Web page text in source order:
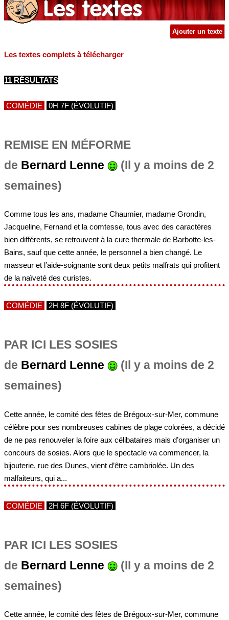
Ajouter un texte
Les textes complets à télécharger
11 RÉSULTATS
COMÉDIE 0H 7F (ÉVOLUTIF)
REMISE EN MÉFORME
de Bernard Lenne
(Il y a moins de 2
semaines)
Comme tous les ans, madame Chaumier, madame Grondin,
Jacqueline, Fernand et la comtesse, tous avec des caractères
bien différents, se retrouvent à la cure thermale de Barbotte-les-
Bains, sauf que cette année, le personnel a bien changé. Le
masseur et l’aide-soignante sont deux petits malfrats qui profitent
de la naïveté des curistes.
COMÉDIE 2H 8F (ÉVOLUTIF)
PAR ICI LES SOSIES
de Bernard Lenne
(Il y a moins de 2
semaines)
Cette année, le comité des fêtes de Brégoux-sur-Mer, commune
célèbre pour ses nombreuses cabines de plage colorées, a décidé
de ne pas renouveler la foire aux célibataires mais d’organiser un
concours de sosies. Alors que le spectacle va commencer, la
bijouterie, rue des Dunes, vient d’être cambriolée. Un des
malfaiteurs, qui a...
COMÉDIE 2H 6F (ÉVOLUTIF)
PAR ICI LES SOSIES
de Bernard Lenne
(Il y a moins de 2
semaines)
Cette année, le comité des fêtes de Brégoux-sur-Mer, commune